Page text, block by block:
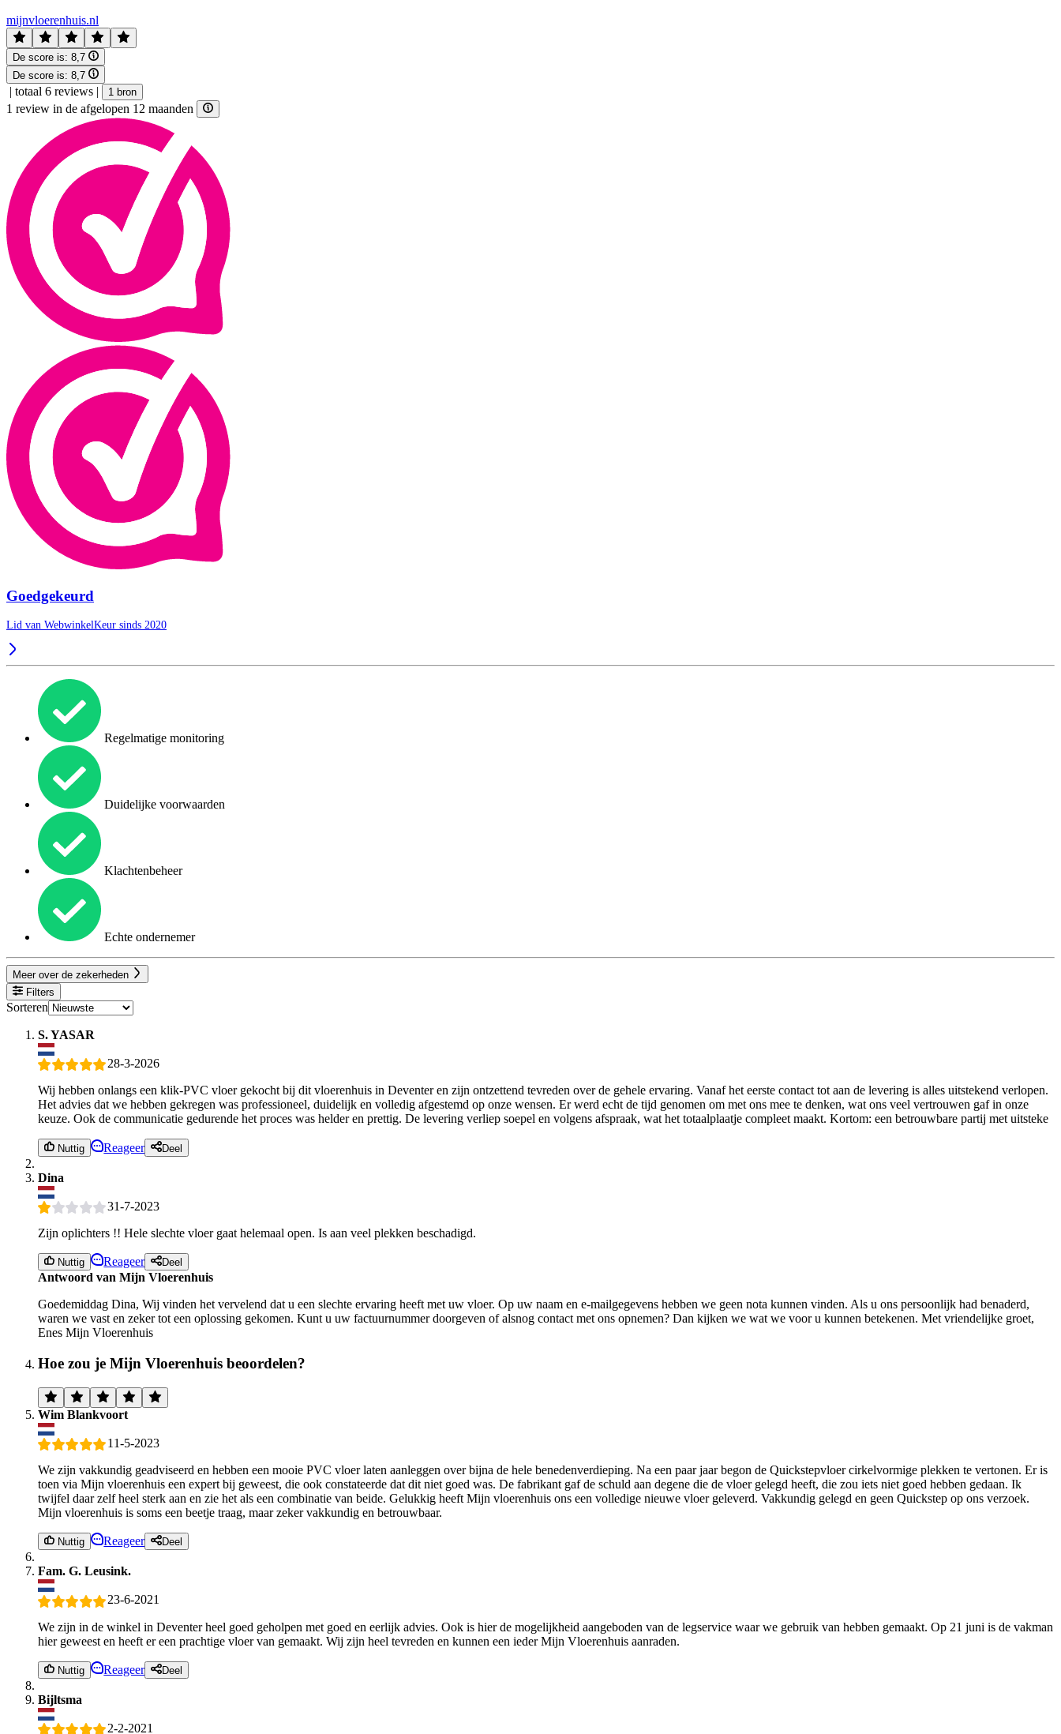
mijnvloerenhuis.nl
De score is: 8,7
De score is: 8,7
| totaal 6 reviews | 1 bron
1 review in de afgelopen 12 maanden
Goedgekeurd
Lid van WebwinkelKeur sinds 2020
Regelmatige monitoring
Duidelijke voorwaarden
Klachtenbeheer
Echte ondernemer
Meer over de zekerheden
Filters
Sorteren
S. YASAR
28-3-2026
Wij hebben onlangs een klik-PVC vloer gekocht bij dit vloerenhuis in Deventer en zijn ontzettend tevreden over de gehele ervaring. Vanaf het eerste contact tot aan de levering is alles uitstekend verlopen.
Het advies dat we hebben gekregen was professioneel, duidelijk en volledig afgestemd op onze wensen. Er werd echt de tijd genomen om met ons mee te denken, wat ons veel vertrouwen gaf in onze
keuze. Ook de communicatie gedurende het proces was helder en prettig. De levering verliep soepel en volgens afspraak, wat het totaalplaatje compleet maakt. Kortom: een betrouwbare partij met uitsteke
Nuttig Reageer Deel
Dina
31-7-2023
Zijn oplichters !! Hele slechte vloer gaat helemaal open. Is aan veel plekken beschadigd.
Nuttig Reageer Deel
Antwoord van Mijn Vloerenhuis
Goedemiddag Dina, Wij vinden het vervelend dat u een slechte ervaring heeft met uw vloer. Op uw naam en e-mailgegevens hebben we geen nota kunnen vinden. Als u ons persoonlijk had benaderd,
waren we vast en zeker tot een oplossing gekomen. Kunt u uw factuurnummer doorgeven of alsnog contact met ons opnemen? Dan kijken we wat we voor u kunnen betekenen. Met vriendelijke groet,
Enes Mijn Vloerenhuis
Hoe zou je Mijn Vloerenhuis beoordelen?
Wim Blankvoort
11-5-2023
We zijn vakkundig geadviseerd en hebben een mooie PVC vloer laten aanleggen over bijna de hele benedenverdieping. Na een paar jaar begon de Quickstepvloer cirkelvormige plekken te vertonen. Er is
toen via Mijn vloerenhuis een expert bij geweest, die ook constateerde dat dit niet goed was. De fabrikant gaf de schuld aan degene die de vloer gelegd heeft, die zou iets niet goed hebben gedaan. Ik
twijfel daar zelf heel sterk aan en zie het als een combinatie van beide. Gelukkig heeft Mijn vloerenhuis ons een volledige nieuwe vloer geleverd. Vakkundig gelegd en geen Quickstep op ons verzoek.
Mijn vloerenhuis is soms een beetje traag, maar zeker vakkundig en betrouwbaar.
Nuttig Reageer Deel
Fam. G. Leusink.
23-6-2021
We zijn in de winkel in Deventer heel goed geholpen met goed en eerlijk advies. Ook is hier de mogelijkheid aangeboden van de legservice waar we gebruik van hebben gemaakt. Op 21 juni is de vakman
hier geweest en heeft er een prachtige vloer van gemaakt. Wij zijn heel tevreden en kunnen een ieder Mijn Vloerenhuis aanraden.
Nuttig Reageer Deel
Bijltsma
2-2-2021